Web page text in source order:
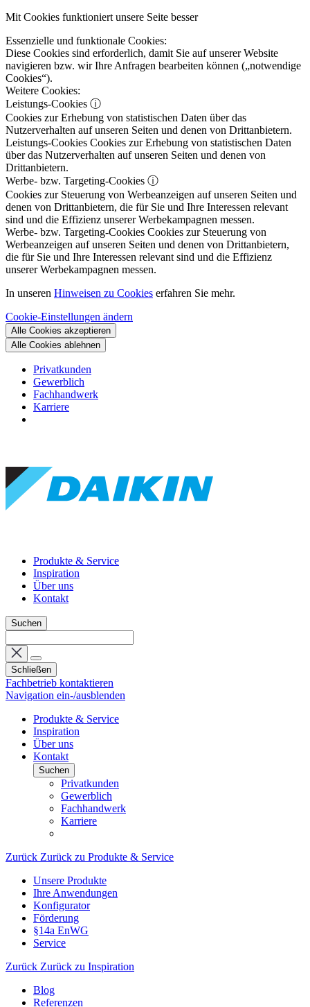
Mit Cookies funktioniert unsere Seite besser
Essenzielle und funktionale Cookies:
Diese Cookies sind erforderlich, damit Sie auf unserer Website
navigieren bzw. wir Ihre Anfragen bearbeiten können („notwendige
Cookies“).
Weitere Cookies:
Leistungs-Cookies ⓘ
Cookies zur Erhebung von statistischen Daten über das
Nutzerverhalten auf unseren Seiten und denen von Drittanbietern.
Leistungs-Cookies Cookies zur Erhebung von statistischen Daten
über das Nutzerverhalten auf unseren Seiten und denen von
Drittanbietern.
Werbe- bzw. Targeting-Cookies ⓘ
Cookies zur Steuerung von Werbeanzeigen auf unseren Seiten und
denen von Drittanbietern, die für Sie und Ihre Interessen relevant
sind und die Effizienz unserer Werbekampagnen messen.
Werbe- bzw. Targeting-Cookies Cookies zur Steuerung von
Werbeanzeigen auf unseren Seiten und denen von Drittanbietern,
die für Sie und Ihre Interessen relevant sind und die Effizienz
unserer Werbekampagnen messen.
In unseren Hinweisen zu Cookies erfahren Sie mehr.
Cookie-Einstellungen ändern
Alle Cookies akzeptieren
Alle Cookies ablehnen
Privatkunden
Gewerblich
Fachhandwerk
Karriere
Produkte & Service
Inspiration
Über uns
Kontakt
Suchen
Schließen
Fachbetrieb kontaktieren
Navigation ein-/ausblenden
Produkte & Service
Inspiration
Über uns
Kontakt
Suchen
Privatkunden
Gewerblich
Fachhandwerk
Karriere
Zurück Zurück zu Produkte & Service
Unsere Produkte
Ihre Anwendungen
Konfigurator
Förderung
§14a EnWG
Service
Zurück Zurück zu Inspiration
Blog
Referenzen